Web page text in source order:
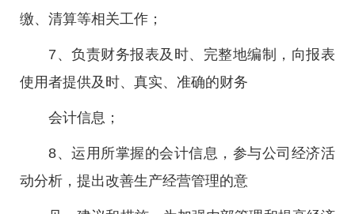
缴、清算等相关工作；
7、负责财务报表及时、完整地编制，向报表
使用者提供及时、真实、准确的财务
会计信息；
8、运用所掌握的会计信息，参与公司经济活
动分析，提出改善生产经营管理的意